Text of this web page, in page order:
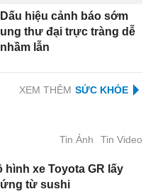
Dấu hiệu cảnh báo sớm
ung thư đại trực tràng dễ
nhầm lẫn
XEM THÊM
Tin Ảnh Tin Video
hình xe Toyota GR lấy
từ sushi